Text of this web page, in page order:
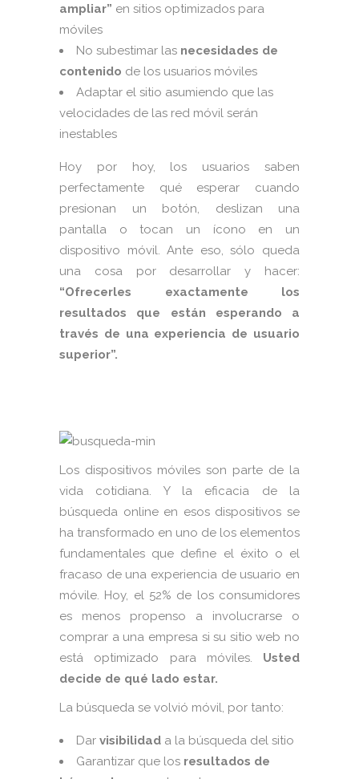
ampliar” en sitios optimizados para
móviles
No subestimar las necesidades de
contenido de los usuarios móviles
Adaptar el sitio asumiendo que las
velocidades de las red móvil serán
inestables
Hoy por hoy, los usuarios saben
perfectamente qué esperar cuando
presionan un botón, deslizan una
pantalla o tocan un ícono en un
dispositivo móvil. Ante eso, sólo queda
una cosa por desarrollar y hacer:
“Ofrecerles exactamente los
resultados que están esperando a
través de una experiencia de usuario
superior”.
Los dispositivos móviles son parte de la
vida cotidiana. Y la eficacia de la
búsqueda online en esos dispositivos se
ha transformado en uno de los elementos
fundamentales que define el éxito o el
fracaso de una experiencia de usuario en
móvile. Hoy, el 52% de los consumidores
es menos propenso a involucrarse o
comprar a una empresa si su sitio web no
está optimizado para móviles. Usted
decide de qué lado estar.
La búsqueda se volvió móvil, por tanto:
Dar visibilidad a la búsqueda del sitio
Garantizar que los resultados de